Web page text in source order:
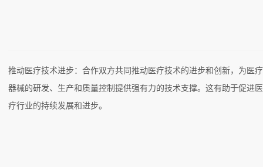
推动医疗技术进步：合作双方共同推动医疗技术的进步和创新，为医疗
器械的研发、生产和质量控制提供强有力的技术支撑。这有助于促进医
疗行业的持续发展和进步。